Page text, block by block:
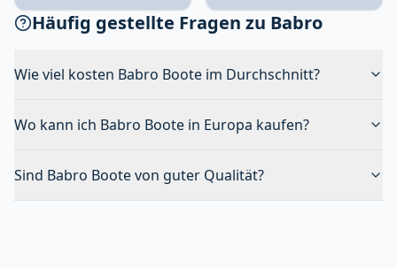
Häufig gestellte Fragen zu Babro
Wie viel kosten Babro Boote im Durchschnitt?
Wo kann ich Babro Boote in Europa kaufen?
Sind Babro Boote von guter Qualität?